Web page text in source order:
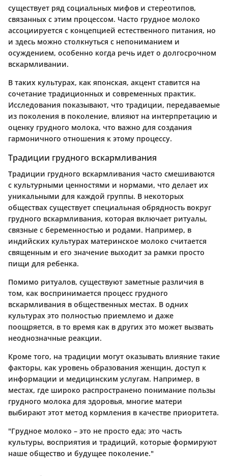
существует ряд социальных мифов и стереотипов,
связанных с этим процессом. Часто грудное молоко
ассоциируется с концепцией естественного питания, но
и здесь можно столкнуться с непониманием и
осуждением, особенно когда речь идет о долгосрочном
вскармливании.
В таких культурах, как японская, акцент ставится на
сочетание традиционных и современных практик.
Исследования показывают, что традиции, передаваемые
из поколения в поколение, влияют на интерпретацию и
оценку грудного молока, что важно для создания
гармоничного отношения к этому процессу.
Традиции грудного вскармливания
Традиции грудного вскармливания часто смешиваются
с культурными ценностями и нормами, что делает их
уникальными для каждой группы. В некоторых
обществах существует специальная обрядность вокруг
грудного вскармливания, которая включает ритуалы,
связные с беременностью и родами. Например, в
индийских культурах материнское молоко считается
священным и его значение выходит за рамки просто
пищи для ребенка.
Помимо ритуалов, существуют заметные различия в
том, как воспринимается процесс грудного
вскармливания в общественных местах. В одних
культурах это полностью приемлемо и даже
поощряется, в то время как в других это может вызвать
неоднозначные реакции.
Кроме того, на традиции могут оказывать влияние такие
факторы, как уровень образования женщин, доступ к
информации и медицинским услугам. Например, в
местах, где широко распространено понимание пользы
грудного молока для здоровья, многие матери
выбирают этот метод кормления в качестве приоритета.
"Грудное молоко – это не просто еда; это часть
культуры, восприятия и традиций, которые формируют
наше общество и будущее поколение."